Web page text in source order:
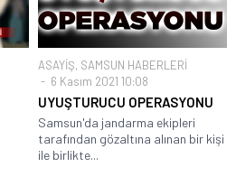
ASAYİŞ, SAMSUN HABERLERİ
6 Kasım 2021 10:08
UYUŞTURUCU OPERASYONU
Samsun'da jandarma ekipleri
tarafından gözaltına alınan bir kişi
ile birlikte...